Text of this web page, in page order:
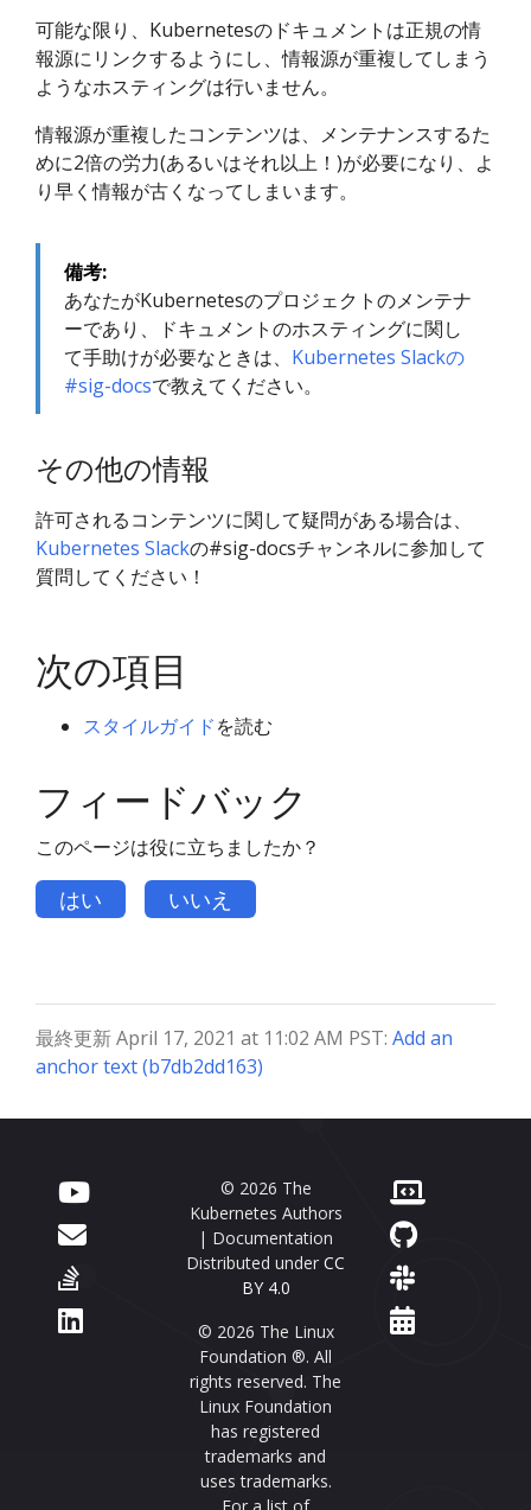
可能な限り、Kubernetesのドキュメントは正規の情
報源にリンクするようにし、情報源が重複してしまう
ようなホスティングは行いません。
情報源が重複したコンテンツは、メンテナンスするた
めに2倍の労力(あるいはそれ以上！)が必要になり、よ
り早く情報が古くなってしまいます。
備考:
あなたがKubernetesのプロジェクトのメンテナ
ーであり、ドキュメントのホスティングに関し
て手助けが必要なときは、 Kubernetes Slackの
#sig-docsで教えてください。
その他の情報
許可されるコンテンツに関して疑問がある場合は、
Kubernetes Slackの#sig-docsチャンネルに参加して
質問してください！
次の項目
スタイルガイドを読む
フィードバック
このページは役に立ちましたか？
はい いいえ
最終更新 April 17, 2021 at 11:02 AM PST: Add an
anchor text (b7db2dd163)
© 2026 The
Kubernetes Authors
| Documentation
Distributed under CC
BY 4.0
© 2026 The Linux
Foundation ®. All
rights reserved. The
Linux Foundation
has registered
trademarks and
uses trademarks.